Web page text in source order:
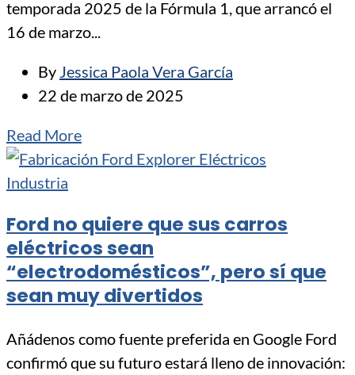
temporada 2025 de la Fórmula 1, que arrancó el
16 de marzo...
By Jessica Paola Vera García
22 de marzo de 2025
Read More
Industria
Ford no quiere que sus carros
eléctricos sean
“electrodomésticos”, pero sí que
sean muy divertidos
Añádenos como fuente preferida en Google Ford
confirmó que su futuro estará lleno de innovación: